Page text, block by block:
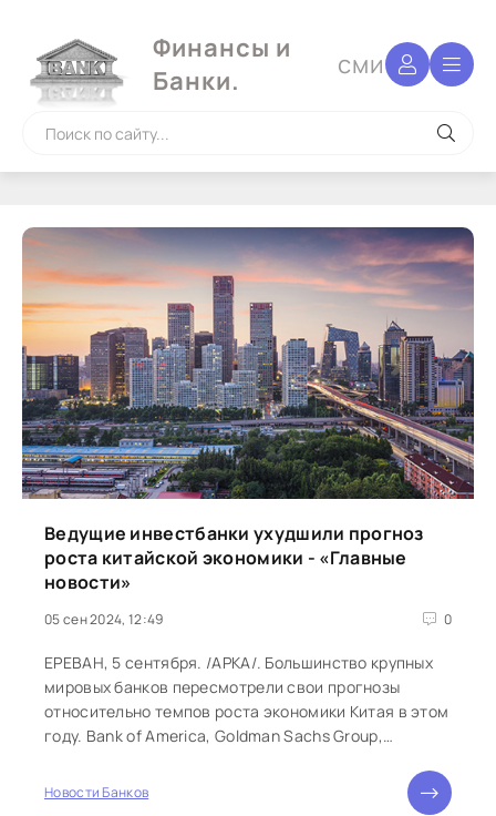
Финансы и
Банки.
сми
Ведущие инвестбанки ухудшили прогноз
роста китайской экономики - «Главные
новости»
05 сен 2024, 12:49 0
ЕРЕВАН, 5 сентября. /АРКА/. Большинство крупных
мировых банков пересмотрели свои прогнозы
относительно темпов роста экономики Китая в этом
году. Bank of America, Goldman Sachs Group,
экономика Китая вырастет на 4,8%. В последующие
Новости Банков